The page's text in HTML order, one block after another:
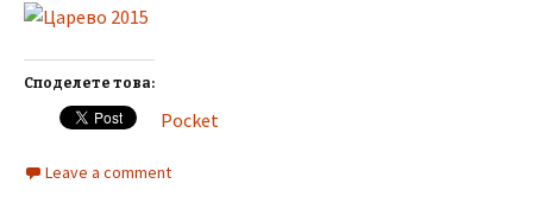
Споделете това:
Pocket
Leave a comment